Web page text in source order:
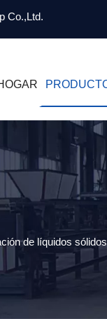
Co.,Ltd.
de líquidos sólidos